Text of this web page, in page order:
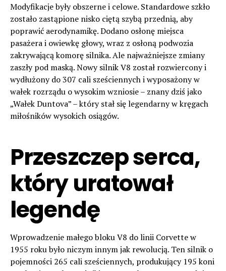
Modyfikacje były obszerne i celowe. Standardowe szkło
zostało zastąpione nisko ciętą szybą przednią, aby
poprawić aerodynamikę. Dodano osłonę miejsca
pasażera i owiewkę głowy, wraz z osłoną podwozia
zakrywającą komorę silnika. Ale najważniejsze zmiany
zaszły pod maską. Nowy silnik V8 został rozwiercony i
wydłużony do 307 cali sześciennych i wyposażony w
wałek rozrządu o wysokim wzniosie – znany dziś jako
„Wałek Duntova” – który stał się legendarny w kręgach
miłośników wysokich osiągów.
Przeszczep serca,
który uratował
legendę
Wprowadzenie małego bloku V8 do linii Corvette w
1955 roku było niczym innym jak rewolucją. Ten silnik o
pojemności 265 cali sześciennych, produkujący 195 koni